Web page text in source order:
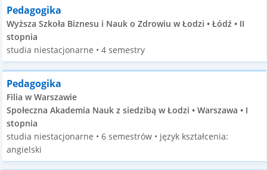
Pedagogika
Wyższa Szkoła Biznesu i Nauk o Zdrowiu w Łodzi • Łódź • II
stopnia
studia niestacjonarne • 4 semestry
Pedagogika
Filia w Warszawie
Społeczna Akademia Nauk z siedzibą w Łodzi • Warszawa • I
stopnia
studia niestacjonarne • 6 semestrów • język kształcenia:
angielski